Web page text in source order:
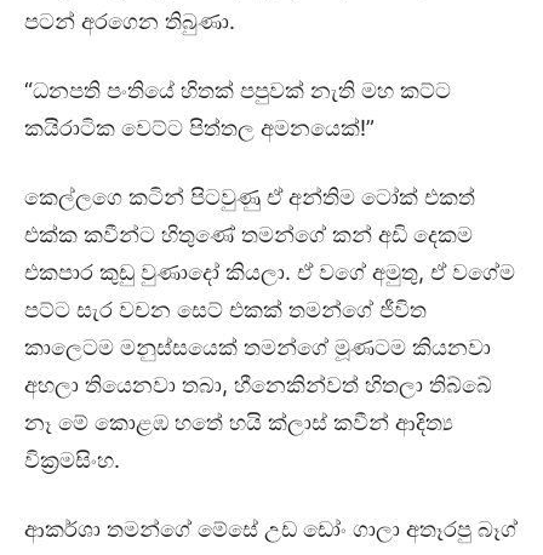
පටන් අරගෙන තිබුණා.
“ධනපති පංතියේ හිතක් පපුවක් නැති මහ කට්ට
කයිරාටික වෙට්ට පිත්තල අමනයෙක්!”
කෙල්ලගෙ කටින් පිටවුණු ඒ අන්තිම ටෝක් එකත්
එක්ක කවීන්ට හිතුණේ තමන්ගේ කන් අඩි දෙකම
එකපාර කුඩු වුණාදෝ කියලා. ඒ වගේ අමුතු, ඒ වගේම
පට්ට සැර වචන සෙට් එකක් තමන්ගේ ජීවිත
කාලෙටම මනුස්සයෙක් තමන්ගේ මූණටම කියනවා
අහලා තියෙනවා තබා, හීනෙකින්වත් හිතලා තිබ්බේ
නෑ මේ කොළඹ හතේ හයි ක්ලාස් කවීන් ආදිත්‍ය
වික්‍රමසිංහ.
ආකර්ශා තමන්ගේ මේසේ උඩ ඩෝං ගාලා අතෑරපු බෑග්